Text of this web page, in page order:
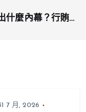
什麼內幕？行賄軍
7 月, 2026